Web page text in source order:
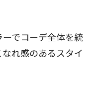
でコーデ全体を統
れ感のあるスタイ